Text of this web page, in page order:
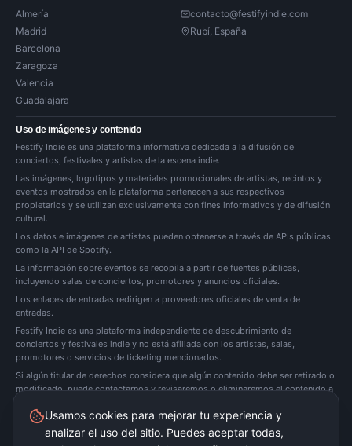
Almería
Madrid
Barcelona
Zaragoza
Valencia
Guadalajara
contacto@festifyindie.com
Rubí, España
Uso de imágenes y contenido
Festify Indie es una plataforma informativa dedicada a la difusión de
conciertos, festivales y artistas de la escena indie.
Las imágenes, logotipos y materiales promocionales de artistas, recintos y
eventos mostrados en la plataforma pertenecen a sus respectivos
propietarios y se utilizan exclusivamente con fines informativos y de difusión
cultural.
Los datos e imágenes de artistas pueden obtenerse a través de APIs públicas
como la API de Spotify.
La información sobre eventos se recopila a partir de fuentes públicas,
incluyendo salas de conciertos, promotores y anuncios oficiales.
Los enlaces de entradas redirigen a proveedores oficiales de venta de
entradas.
Festify Indie es una plataforma independiente de descubrimiento de
conciertos y festivales indie y no está afiliada con los artistas, salas,
promotores o servicios de ticketing mencionados.
Si algún titular de derechos considera que algún contenido debe ser retirado o
modificado, puede contactarnos y revisaremos o eliminaremos el contenido a
Festify Indie no vende entradas directamente. Redirigimos a plataformas oficiales de
Usamos cookies para mejorar tu experiencia y
analizar el uso del sitio. Puedes aceptar todas,